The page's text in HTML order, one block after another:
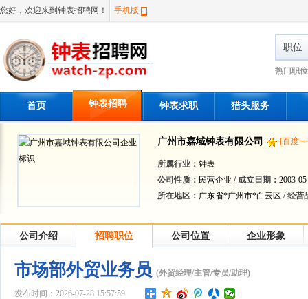
您好，欢迎来到钟表招聘网！ 手机版
职位
热门职
首页 钟表招聘 钟表求职 猎头服务
广州市嘉域钟表有限公司 [百度
所属行业： 钟表
公司性质： 民营企业 /成立日期： 2003-
所在地区： 广东省*广州市*白云区 /经营
公司介绍 招聘职位 公司位置 企业形象
市场部外贸业务员 (外贸经理/主管/专员/助理)
发布时间：2026-07-28 15:57:59